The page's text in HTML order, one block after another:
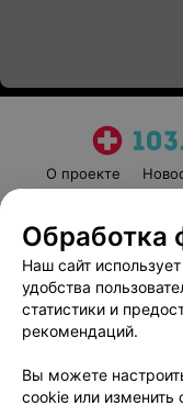
О проекте
Обработка
Наш сайт
удобства
статистики и
рекомендаций.
Вы можете
cookie или изменить